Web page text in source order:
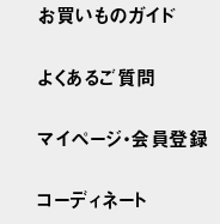
お買いものガイド
よくあるご質問
マイページ・会員登録
コーディネート